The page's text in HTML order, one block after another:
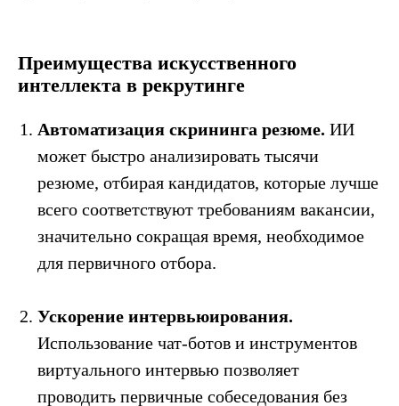
Преимущества искусственного
интеллекта в рекрутинге
Автоматизация скрининга резюме. ИИ
может быстро анализировать тысячи
резюме, отбирая кандидатов, которые лучше
всего соответствуют требованиям вакансии,
значительно сокращая время, необходимое
для первичного отбора.
Ускорение интервьюирования.
Использование чат-ботов и инструментов
виртуального интервью позволяет
проводить первичные собеседования без